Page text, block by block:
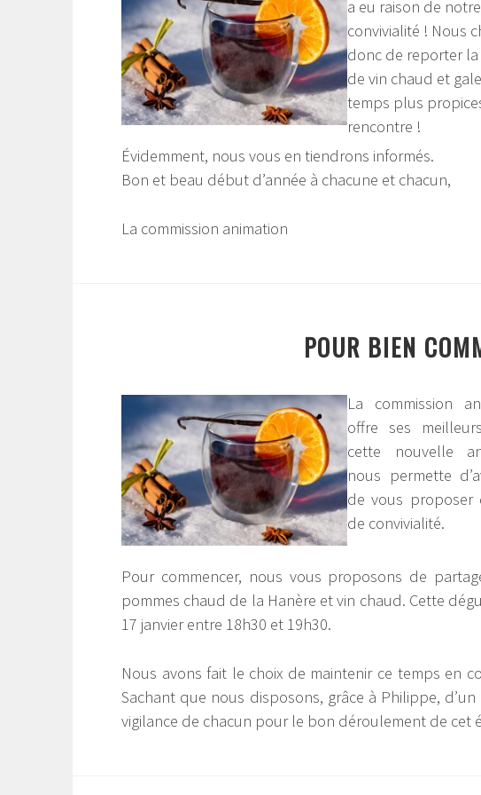
a eu raison de
convivialité ! Nous
donc de reporter
de vin chaud et
temps plus
rencontre !
Évidemment, nous vous en tiendrons informés.
Bon et beau début d’année à chacune et chacun,
La commission animation
POUR BIEN
La commission
offre ses
cette nouvelle
nous permette
de vous proposer
de convivialité.
Pour commencer, nous vous proposons de
pommes chaud de la Hanère et vin chaud. Cette
17 janvier entre 18h30 et 19h30.
Nous avons fait le choix de maintenir ce temps en
Sachant que nous disposons, grâce à Philippe,
vigilance de chacun pour le bon déroulement de cet